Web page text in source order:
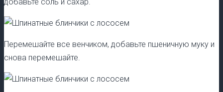
Перемешайте все венчиком, добавьте пшеничную муку и
снова перемешайте.